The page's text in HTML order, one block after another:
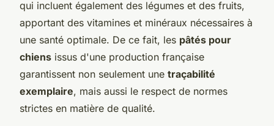
qui incluent également des légumes et des fruits,
apportant des vitamines et minéraux nécessaires à
une santé optimale. De ce fait, les pâtés pour
chiens issus d'une production française
garantissent non seulement une traçabilité
exemplaire, mais aussi le respect de normes
strictes en matière de qualité.